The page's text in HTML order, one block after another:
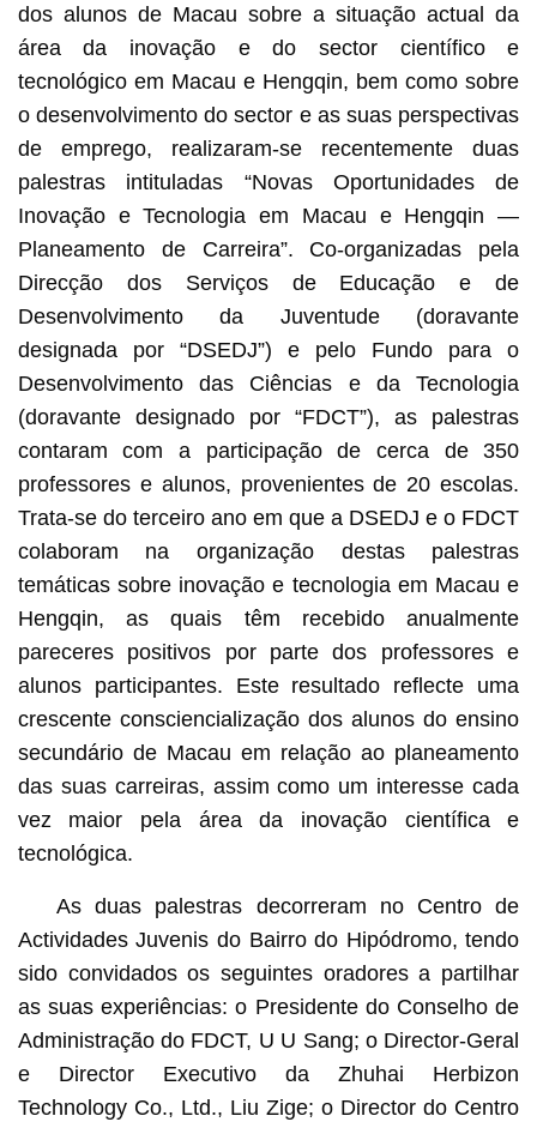
dos alunos de Macau sobre a situação actual da
área da inovação e do sector científico e
tecnológico em Macau e Hengqin, bem como sobre
o desenvolvimento do sector e as suas perspectivas
de emprego, realizaram-se recentemente duas
palestras intituladas “Novas Oportunidades de
Inovação e Tecnologia em Macau e Hengqin —
Planeamento de Carreira”. Co-organizadas pela
Direcção dos Serviços de Educação e de
Desenvolvimento da Juventude (doravante
designada por “DSEDJ”) e pelo Fundo para o
Desenvolvimento das Ciências e da Tecnologia
(doravante designado por “FDCT”), as palestras
contaram com a participação de cerca de 350
professores e alunos, provenientes de 20 escolas.
Trata-se do terceiro ano em que a DSEDJ e o FDCT
colaboram na organização destas palestras
temáticas sobre inovação e tecnologia em Macau e
Hengqin, as quais têm recebido anualmente
pareceres positivos por parte dos professores e
alunos participantes. Este resultado reflecte uma
crescente consciencialização dos alunos do ensino
secundário de Macau em relação ao planeamento
das suas carreiras, assim como um interesse cada
vez maior pela área da inovação científica e
tecnológica.
As duas palestras decorreram no Centro de
Actividades Juvenis do Bairro do Hipódromo, tendo
sido convidados os seguintes oradores a partilhar
as suas experiências: o Presidente do Conselho de
Administração do FDCT, U U Sang; o Director-Geral
e Director Executivo da Zhuhai Herbizon
Technology Co., Ltd., Liu Zige; o Director do Centro